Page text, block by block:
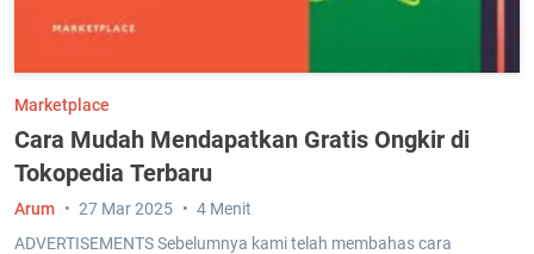
Marketplace
Cara Mudah Mendapatkan Gratis Ongkir di
Tokopedia Terbaru
ADVERTISEMENTS Sebelumnya kami telah membahas cara
Arum 27 Mar 2025 4 Menit